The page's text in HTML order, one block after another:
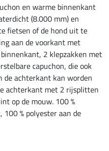
en warme binnenkant
(8.000 mm) en
fietsen of de hond uit te
aan de voorkant met
2 klepzakken met
capuchon, die ook
de achterkant kan worden
achterkant met 2 rijsplitten
op de mouw. 100 %
% polyester aan de